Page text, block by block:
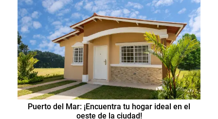
Puerto del Mar: ¡Encuentra tu hogar ideal en el
oeste de la ciudad!